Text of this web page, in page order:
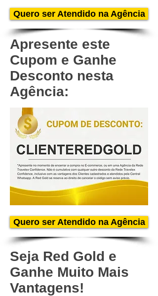
Quero ser Atendido na Agência
Apresente este
Cupom e Ganhe
Desconto nesta
Agência:
Quero ser Atendido na Agência
Seja Red Gold e
Ganhe Muito Mais
Vantagens!